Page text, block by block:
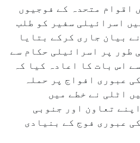
اقوام متحدہ کے فوجیوں
اسرائیلی سفیر کو طلب
بیان جاری کرکے بتایا
طور پر اسرائیلی حکام سے
اس بات کا اعادہ کیا کہ
عبوری افواج پر حملہ
اٹلی نے خطے میں
تعاون اور جنوبی
عبوری فوج کے بنیادی